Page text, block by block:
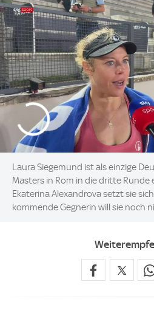
Laura Siegemund ist als einzige
Masters in Rom in die dritte Runde
Ekaterina Alexandrova setzt sie
kommende Gegnerin will sie noch